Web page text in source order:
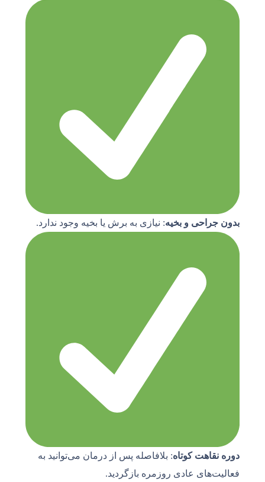
بدون جراحی و بخیه: نیازی به برش یا بخیه وجود ندارد.
دوره نقاهت کوتاه: بلافاصله پس از درمان می‌توانید به
فعالیت‌های عادی روزمره بازگردید.